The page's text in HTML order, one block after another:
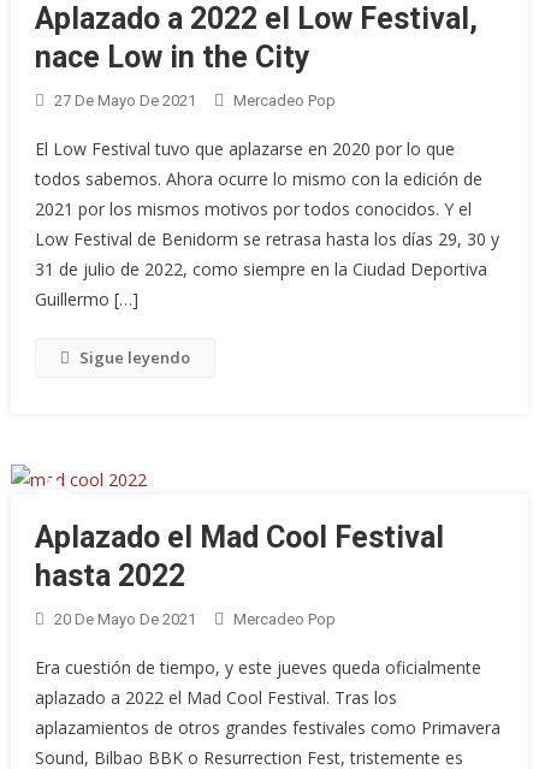
Aplazado a 2022 el Low Festival,
nace Low in the City
27 De Mayo De 2021 Mercadeo Pop
El Low Festival tuvo que aplazarse en 2020 por lo que
todos sabemos. Ahora ocurre lo mismo con la edición de
2021 por los mismos motivos por todos conocidos. Y el
Low Festival de Benidorm se retrasa hasta los días 29, 30 y
31 de julio de 2022, como siempre en la Ciudad Deportiva
Guillermo […]
Sigue leyendo
Aplazado el Mad Cool Festival
hasta 2022
20 De Mayo De 2021 Mercadeo Pop
Era cuestión de tiempo, y este jueves queda oficialmente
aplazado a 2022 el Mad Cool Festival. Tras los
aplazamientos de otros grandes festivales como Primavera
Sound, Bilbao BBK o Resurrection Fest, tristemente es